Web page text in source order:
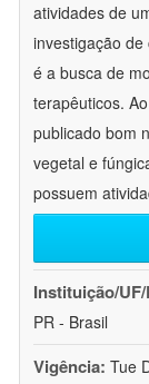
atividades de
investigação
é a busca de
terapêuticos.
publicado bom
vegetal e
possuem
Instituição/
PR - Brasil
Vigência: Tue